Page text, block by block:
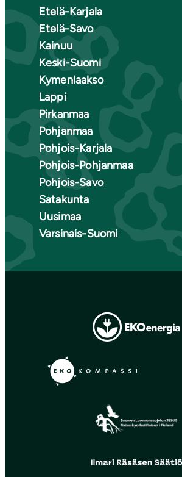
Etelä-Karjala
Etelä-Savo
Kainuu
Keski-Suomi
Kymenlaakso
Lappi
Pirkanmaa
Pohjanmaa
Pohjois-Karjala
Pohjois-Pohjanmaa
Pohjois-Savo
Satakunta
Uusimaa
Varsinais-Suomi